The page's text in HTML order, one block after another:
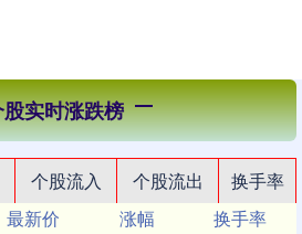
实时涨跌榜
个股流入 个股流出
换手率
最新价 涨幅
换手率